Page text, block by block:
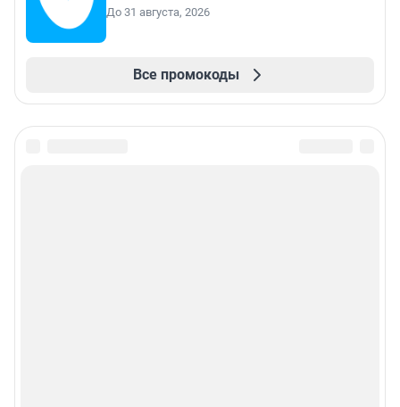
До 31 августа, 2026
Все промокоды